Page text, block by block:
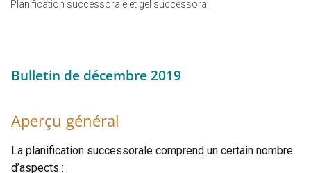
Planification successorale et gel successoral
Bulletin de décembre 2019
Aperçu général
La planification successorale comprend un certain nombre
d’aspects :